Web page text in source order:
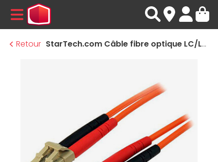
MENU
Retour
StarTech.com Câble fibre optique LC/LC duplex 50/125 - 10 m